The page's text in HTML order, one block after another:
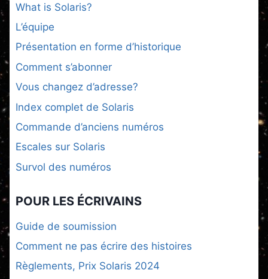
What is Solaris?
L’équipe
Présentation en forme d’historique
Comment s’abonner
Vous changez d’adresse?
Index complet de Solaris
Commande d’anciens numéros
Escales sur Solaris
Survol des numéros
POUR LES ÉCRIVAINS
Guide de soumission
Comment ne pas écrire des histoires
Règlements, Prix Solaris 2024